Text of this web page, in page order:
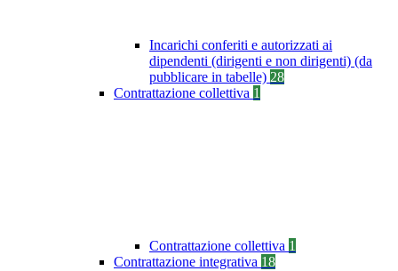
Incarichi conferiti e autorizzati ai
dipendenti (dirigenti e non dirigenti) (da
pubblicare in tabelle) 28
Contrattazione collettiva 1
Contrattazione collettiva 1
Contrattazione integrativa 18